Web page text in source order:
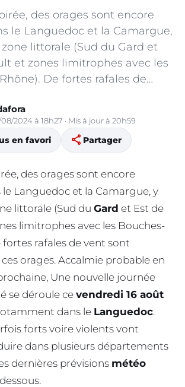
des orages sont encore
le Languedoc et la Camargue,
littorale (Sud du Gard et
et zones limitrophes avec les
De fortes rafales de…
2024 à 18h27 · Mis à jour à 20h59
en favori share Partager
des orages sont encore
le Languedoc et la Camargue, y
littorale (Sud du Gard et Est de
limitrophes avec les Bouches-
fortes rafales de vent sont
orages. Accalmie probable en
Une nouvelle journée
se déroule ce vendredi 16 août
dans le Languedoc.
forts voire violents vont
dans plusieurs départements
dernières prévisions météo